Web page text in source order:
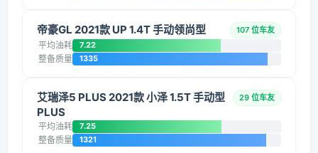
帝豪GL 2021款 UP 1.4T 手动领尚型 107 位车友
平均油耗 7.22
整备质量 1335
艾瑞泽5 PLUS 2021款 小泽 1.5T 手动型
PLUS
29 位车友
平均油耗 7.25
整备质量 1321